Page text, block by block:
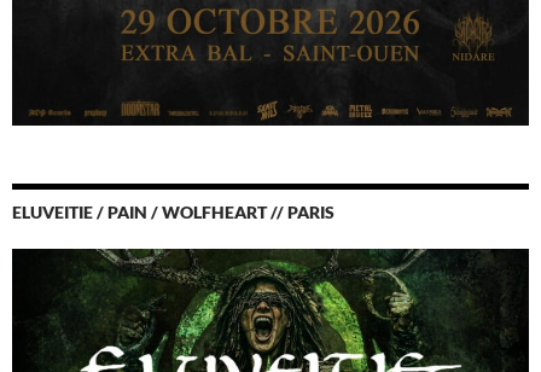
ELUVEITIE / PAIN / WOLFHEART // PARIS